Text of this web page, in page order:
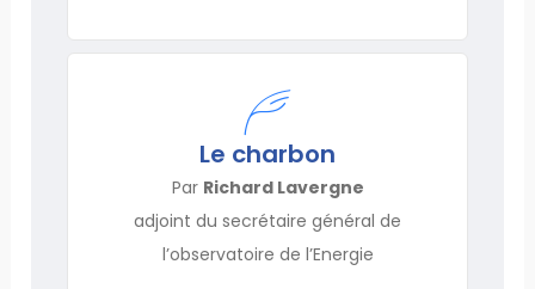
Le charbon
Par Richard Lavergne
adjoint du secrétaire général de
l’observatoire de l’Energie